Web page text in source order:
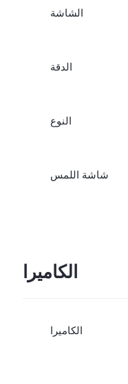
الشاشة
الدقة
النوع
شاشة اللمس
الكاميرا
الكاميرا